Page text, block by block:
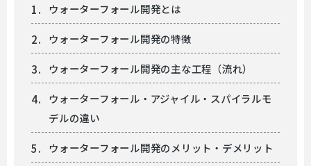
ウォーターフォール開発とは
ウォーターフォール開発の特徴
ウォーターフォール開発の主な工程（流れ）
ウォーターフォール・アジャイル・スパイラルモ
デルの違い
ウォーターフォール開発のメリット・デメリット